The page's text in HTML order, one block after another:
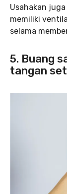
Usahakan
memiliki
selama
5. Buang
tangan